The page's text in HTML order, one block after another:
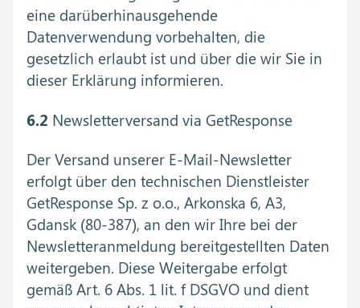
eine darüberhinausgehende
Datenverwendung vorbehalten, die
gesetzlich erlaubt ist und über die wir Sie in
dieser Erklärung informieren.
6.2 Newsletterversand via GetResponse
Der Versand unserer E-Mail-Newsletter
erfolgt über den technischen Dienstleister
GetResponse Sp. z o.o., Arkonska 6, A3,
Gdansk (80-387), an den wir Ihre bei der
Newsletteranmeldung bereitgestellten Daten
weitergeben. Diese Weitergabe erfolgt
gemäß Art. 6 Abs. 1 lit. f DSGVO und dient